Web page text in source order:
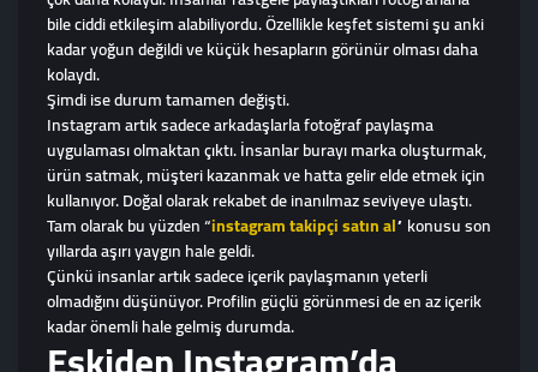
bile ciddi etkileşim alabiliyordu. Özellikle keşfet sistemi şu anki
kadar yoğun değildi ve küçük hesapların görünür olması daha
kolaydı.
Şimdi ise durum tamamen değişti.
Instagram artık sadece arkadaşlarla fotoğraf paylaşma
uygulaması olmaktan çıktı. İnsanlar burayı marka oluşturmak,
ürün satmak, müşteri kazanmak ve hatta gelir elde etmek için
kullanıyor. Doğal olarak rekabet de inanılmaz seviyeye ulaştı.
Tam olarak bu yüzden “instagram takipçi satın al” konusu son
yıllarda aşırı yaygın hale geldi.
Çünkü insanlar artık sadece içerik paylaşmanın yeterli
olmadığını düşünüyor. Profilin güçlü görünmesi de en az içerik
kadar önemli hale gelmiş durumda.